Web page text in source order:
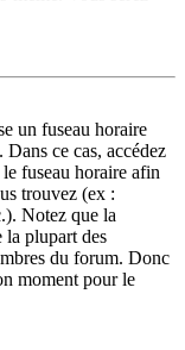
un fuseau horaire
ce cas, accédez
fuseau horaire afin
trouvez (ex :
Notez que la
la plupart des
du forum. Donc
moment pour le